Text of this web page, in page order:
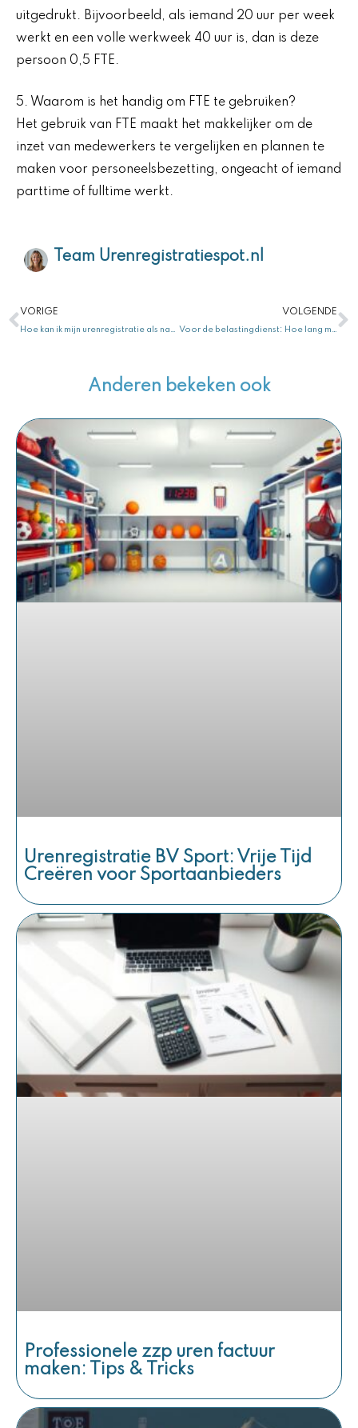
uitgedrukt. Bijvoorbeeld, als iemand 20 uur per week
werkt en een volle werkweek 40 uur is, dan is deze
persoon 0,5 FTE.
5. Waarom is het handig om FTE te gebruiken?
Het gebruik van FTE maakt het makkelijker om de
inzet van medewerkers te vergelijken en plannen te
maken voor personeelsbezetting, ongeacht of iemand
parttime of fulltime werkt.
Team Urenregistratiespot.nl
Vorige
VORIGE VOLGENDE
Anderen bekeken ook
Urenregistratie BV Sport: Vrije Tijd
Creëren voor Sportaanbieders
Professionele zzp uren factuur
maken: Tips & Tricks